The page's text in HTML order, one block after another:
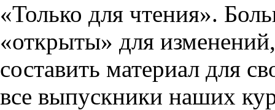
«Только для чтения».
«открыты» для
составить материал для
все выпускники наших